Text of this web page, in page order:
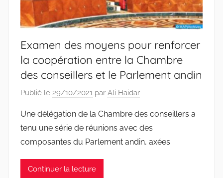
Examen des moyens pour renforcer
la coopération entre la Chambre
des conseillers et le Parlement andin
Publié le 29/10/2021 par Ali Haidar
Une délégation de la Chambre des conseillers a
tenu une série de réunions avec des
composantes du Parlement andin, axées
Continuer la lecture